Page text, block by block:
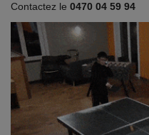
Contactez le 0470 04 59 94